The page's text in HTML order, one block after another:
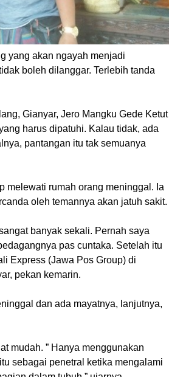
yang akan ngayah menjadi
boleh dilanggar. Terlebih tanda
Gianyar, Jero Mangku Gede Ketut
harus dipatuhi. Kalau tidak, ada
pantangan itu tak semuanya
melewati rumah orang meninggal. Ia
oleh temannya akan jatuh sakit.
banyak sekali. Pernah saya
pas cuntaka. Setelah itu
Express (Jawa Pos Group) di
pekan kemarin.
dan ada mayatnya, lanjutnya,
mudah. ” Hanya menggunakan
sebagai penetral ketika mengalami